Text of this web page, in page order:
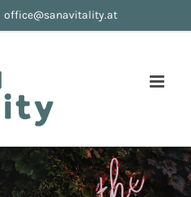
office@sanavitality.at